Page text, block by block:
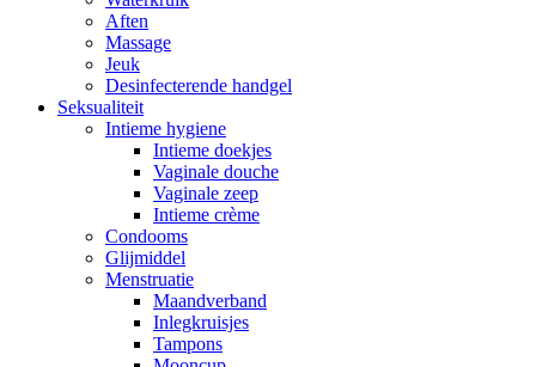
Aften
Massage
Jeuk
Desinfecterende handgel
Seksualiteit
Intieme hygiene
Intieme doekjes
Vaginale douche
Vaginale zeep
Intieme crème
Condooms
Glijmiddel
Menstruatie
Maandverband
Inlegkruisjes
Tampons